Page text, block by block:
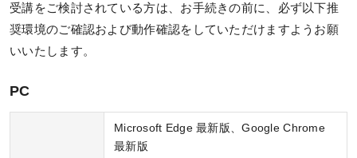
デジタルパンフレット
校舎ポータルサイト
受講をご検討されている方は、お手続きの前に、必ず以下推
奨環境のご確認および動作確認をしていただけますようお願
いいたします。
PC
Microsoft Edge 最新版、Google Chrome
最新版